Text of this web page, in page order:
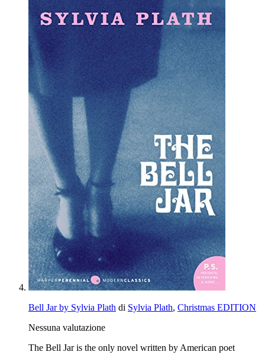
Bell Jar by Sylvia Plath di Sylvia Plath, Christmas EDITION
Nessuna valutazione
The Bell Jar is the only novel written by American poet